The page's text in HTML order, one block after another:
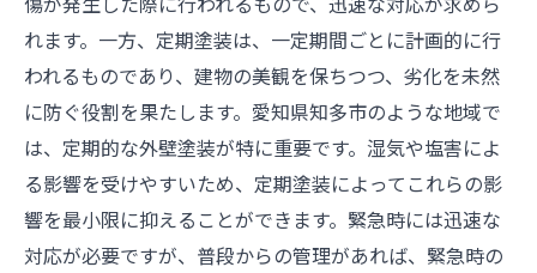
れます。一方、定期塗装は、一定期間ごとに計画的に行
われるものであり、建物の美観を保ちつつ、劣化を未然
に防ぐ役割を果たします。愛知県知多市のような地域で
は、定期的な外壁塗装が特に重要です。湿気や塩害によ
る影響を受けやすいため、定期塗装によってこれらの影
響を最小限に抑えることができます。緊急時には迅速な
対応が必要ですが、普段からの管理があれば、緊急時の